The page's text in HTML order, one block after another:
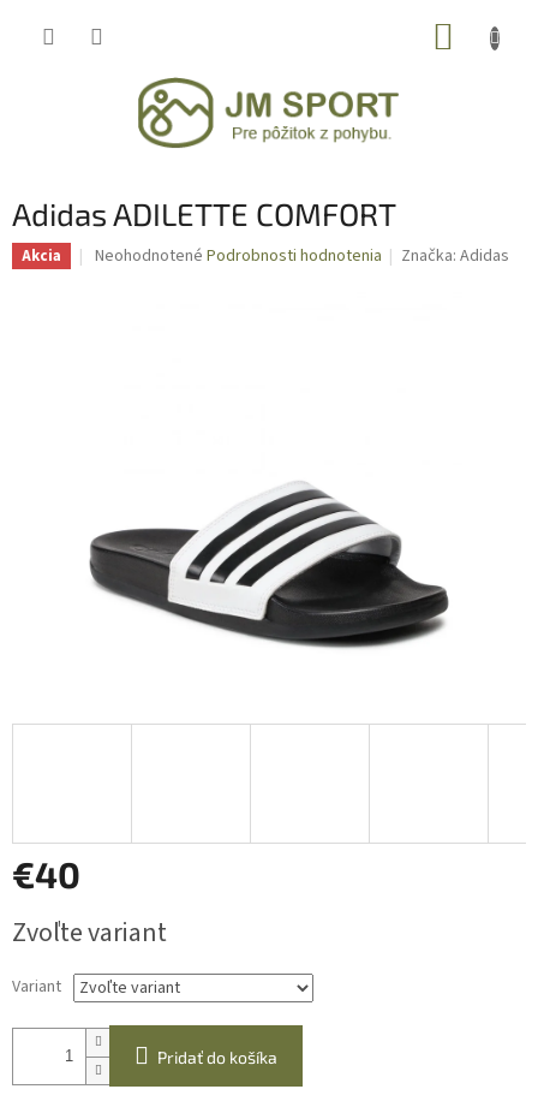
Adidas ADILETTE COMFORT
Akcia
Priemerné
Neohodnotené Podrobnosti hodnotenia Značka:Adidas
€40
cena:
Zvoľte variant
Variant
Pridať do košíka